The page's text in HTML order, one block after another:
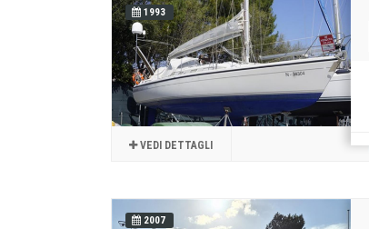
1993
VEDI DETTAGLI
2007